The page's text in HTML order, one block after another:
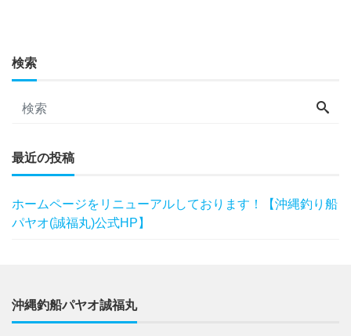
検索
最近の投稿
ホームページをリニューアルしております！【沖縄釣り船
パヤオ(誠福丸)公式HP】
沖縄釣船パヤオ誠福丸